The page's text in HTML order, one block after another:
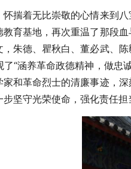
着无比崇敬的心情来到八
育基地，再次重温了那段
朱德、瞿秋白、董必武、
“涵养革命政德精神，做
和革命烈士的清廉事迹，
坚守光荣使命，强化责任担